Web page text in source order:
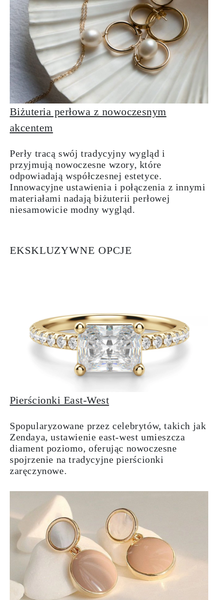
Biżuteria perłowa z nowoczesnym
akcentem
Perły tracą swój tradycyjny wygląd i
przyjmują nowoczesne wzory, które
odpowiadają współczesnej estetyce.
Innowacyjne ustawienia i połączenia z innymi
materiałami nadają biżuterii perłowej
niesamowicie modny wygląd.
EKSKLUZYWNE OPCJE
Pierścionki East-West
Spopularyzowane przez celebrytów, takich jak
Zendaya, ustawienie east-west umieszcza
diament poziomo, oferując nowoczesne
spojrzenie na tradycyjne pierścionki
zaręczynowe.